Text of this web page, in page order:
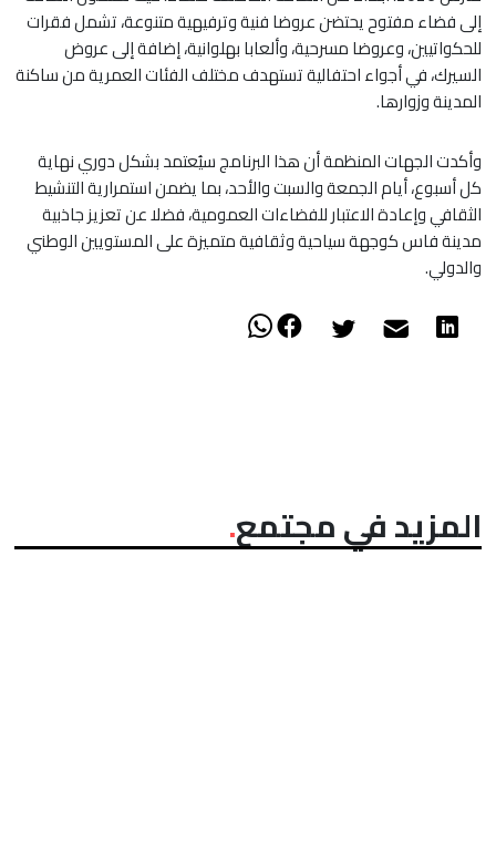
إلى فضاء مفتوح يحتضن عروضا فنية وترفيهية متنوعة، تشمل فقرات
للحكواتيين، وعروضا مسرحية، وألعابا بهلوانية، إضافة إلى عروض
السيرك، في أجواء احتفالية تستهدف مختلف الفئات العمرية من ساكنة
المدينة وزوارها.
وأكدت الجهات المنظمة أن هذا البرنامج سيُعتمد بشكل دوري نهاية
كل أسبوع، أيام الجمعة والسبت والأحد، بما يضمن استمرارية التنشيط
الثقافي وإعادة الاعتبار للفضاءات العمومية، فضلا عن تعزيز جاذبية
مدينة فاس كوجهة سياحية وثقافية متميزة على المستويين الوطني
والدولي.
المزيد في مجتمع